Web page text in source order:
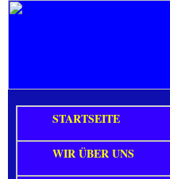
STARTSEITE
WIR ÜBER UNS